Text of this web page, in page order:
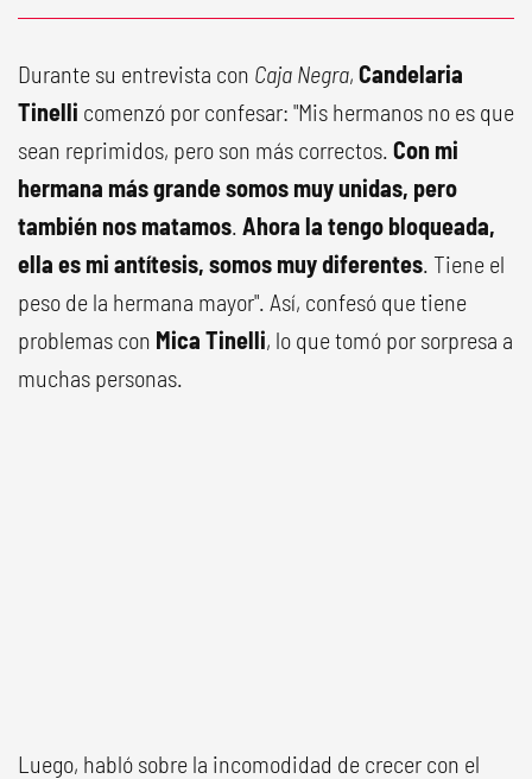
Durante su entrevista con Caja Negra, Candelaria
Tinelli comenzó por confesar: "Mis hermanos no es que
sean reprimidos, pero son más correctos. Con mi
hermana más grande somos muy unidas, pero
también nos matamos. Ahora la tengo bloqueada,
ella es mi antítesis, somos muy diferentes. Tiene el
peso de la hermana mayor". Así, confesó que tiene
problemas con Mica Tinelli, lo que tomó por sorpresa a
muchas personas.
Luego, habló sobre la incomodidad de crecer con el